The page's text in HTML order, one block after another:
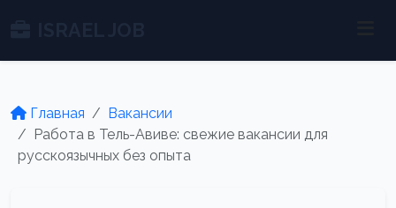
Главная
Вакансии
Работа в Тель-Авиве: свежие вакансии для
русскоязычных без опыта